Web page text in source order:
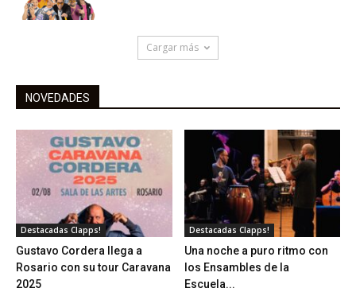
Cargar más
NOVEDADES
Destacadas Clapps!
Gustavo Cordera llega a
Rosario con su tour Caravana
2025
Destacadas Clapps!
Una noche a puro ritmo con
los Ensambles de la
Escuela...